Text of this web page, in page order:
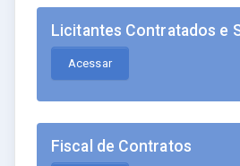
Licitantes Contratados e
Acessar
Fiscal de Contratos